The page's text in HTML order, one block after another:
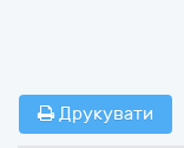
Друкувати